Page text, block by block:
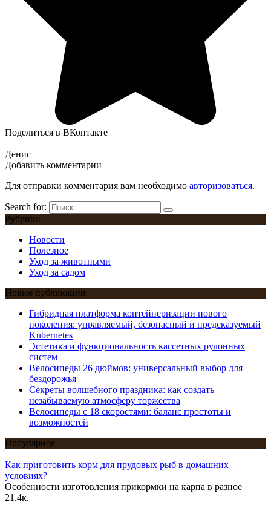
Поделиться в ВКонтакте
Денис
Добавить комментарии
Для отправки комментария вам необходимо авторизоваться.
Search for:
Рубрики
Новости
Полезное
Уход за животными
Уход за садом
Новые публикации
Гибридная платформа контейнеризации нового
поколения: управляемый, безопасный и предсказуемый
Kubernetes
Эстетика и функциональность кассетных рулонных
систем
Велосипеды 26 дюймов: универсальный выбор для
бездорожья
Секреты волшебного праздника: как создать
незабываемую атмосферу торжества
Велосипеды с 18 скоростями: баланс простоты и
возможностей
Популярное
Как приготовить корм для прудовых рыб в домашних
условиях?
Особенности изготовления прикормки на карпа в разное
21.4к.